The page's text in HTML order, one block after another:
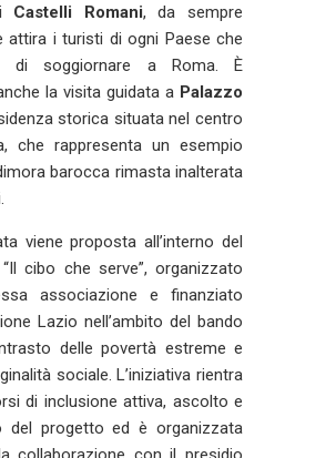
Castelli Romani, da sempre
attira i turisti di ogni Paese che
di soggiornare a Roma. È
la visita guidata a Palazzo
storica situata nel centro
che rappresenta un esempio
barocca rimasta inalterata
viene proposta all’interno del
cibo che serve”, organizzato
associazione e finanziato
Lazio nell’ambito del bando
delle povertà estreme e
sociale. L’iniziativa rientra
di inclusione attiva, ascolto e
del progetto ed è organizzata